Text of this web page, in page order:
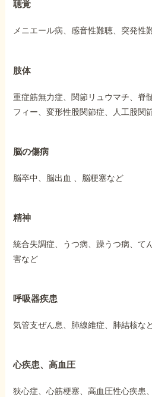
聴覚
メニエール病、感音性難聴、突発
肢体
重症筋無力症、関節リュウマチ、脊
フィー、変形性股関節症、人工股関
脳の傷病
脳卒中、脳出血 、脳梗塞など
精神
統合失調症、うつ病、躁うつ病、て
害など
呼吸器疾患
気管支ぜん息、肺線維症、肺結核な
心疾患、高血圧
狭心症、心筋梗塞、高血圧性心疾患